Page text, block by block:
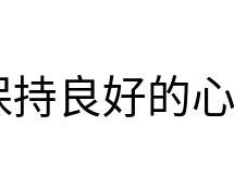
持良好的